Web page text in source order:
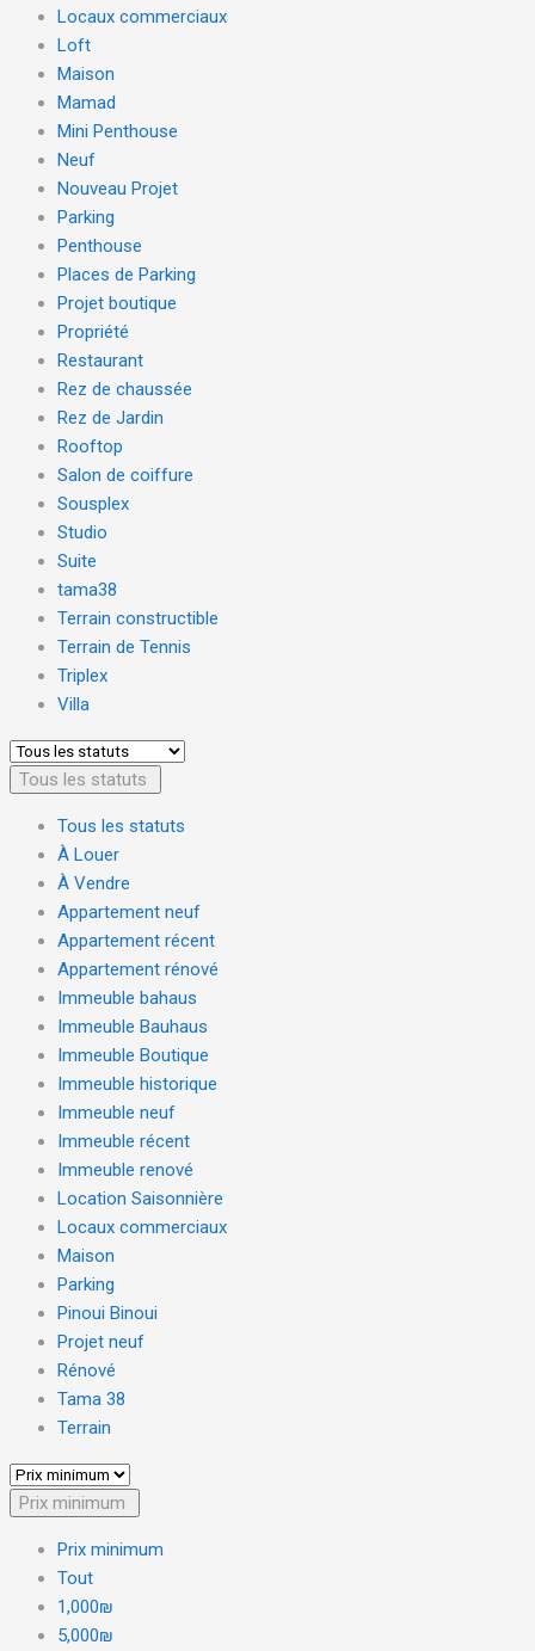
Locaux commerciaux
Loft
Maison
Mamad
Mini Penthouse
Neuf
Nouveau Projet
Parking
Penthouse
Places de Parking
Projet boutique
Propriété
Restaurant
Rez de chaussée
Rez de Jardin
Rooftop
Salon de coiffure
Sousplex
Studio
Suite
tama38
Terrain constructible
Terrain de Tennis
Triplex
Villa
Tous les statuts
Tous les statuts
À Louer
À Vendre
Appartement neuf
Appartement récent
Appartement rénové
Immeuble bahaus
Immeuble Bauhaus
Immeuble Boutique
Immeuble historique
Immeuble neuf
Immeuble récent
Immeuble renové
Location Saisonnière
Locaux commerciaux
Maison
Parking
Pinoui Binoui
Projet neuf
Rénové
Tama 38
Terrain
Prix minimum
Prix minimum
Tout
1,000₪
5,000₪